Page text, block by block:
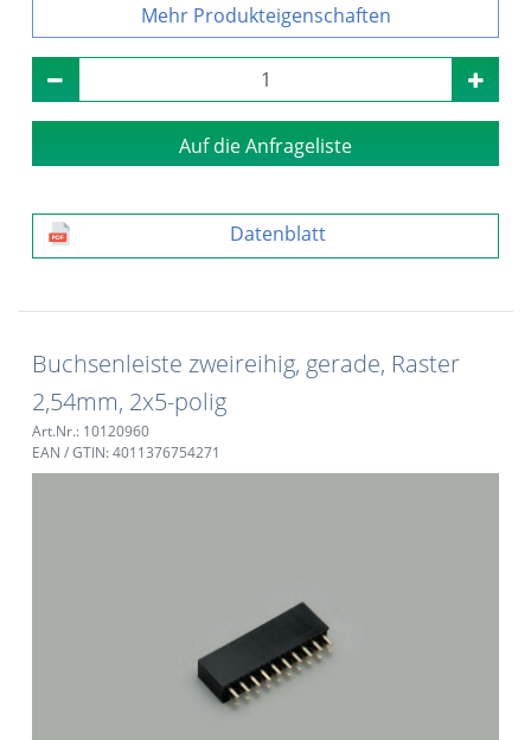
Produkteigenschaften
Auf die Anfrageliste
Datenblatt
Buchsenleiste zweireihig, gerade, Raster
2,54mm, 2x5-polig
Art.Nr.: 10120960
EAN / GTIN: 4011376754271